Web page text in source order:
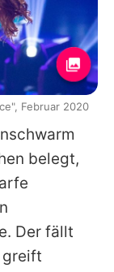
belegt,
Der fällt
greift
Februar 2020